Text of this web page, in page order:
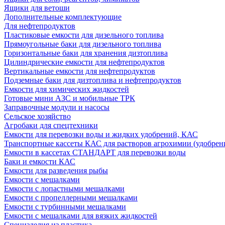
Ящики для ветоши
Дополнительные комплектующие
Для нефтепродуктов
Пластиковые емкости для дизельного топлива
Прямоугольные баки для дизельного топлива
Горизонтальные баки для хранения дизтоплива
Цилиндрические емкости для нефтепродуктов
Вертикальные емкости для нефтепродуктов
Подземные баки для дизтоплива и нефтепродуктов
Емкости для химических жидкостей
Готовые мини АЗС и мобильные ТРК
Заправочные модули и насосы
Сельское хозяйство
Агробаки для спецтехники
Емкости для перевозки воды и жидких удобрений, КАС
Транспортные кассеты КАС для растворов агрохимии
Емкости в кассетах СТАНДАРТ для перевозки воды
Баки и емкости КАС
Емкости для разведения рыбы
Емкости с мешалками
Емкости с лопастными мешалками
Емкости с пропеллерными мешалками
Емкости с турбинными мешалками
Емкости с мешалками для вязких жидкостей